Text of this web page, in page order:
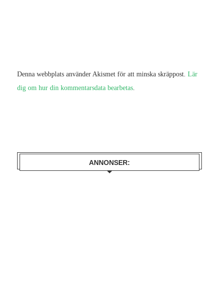
Denna webbplats använder Akismet för att minska skräppost. Lär
dig om hur din kommentarsdata bearbetas.
ANNONSER: